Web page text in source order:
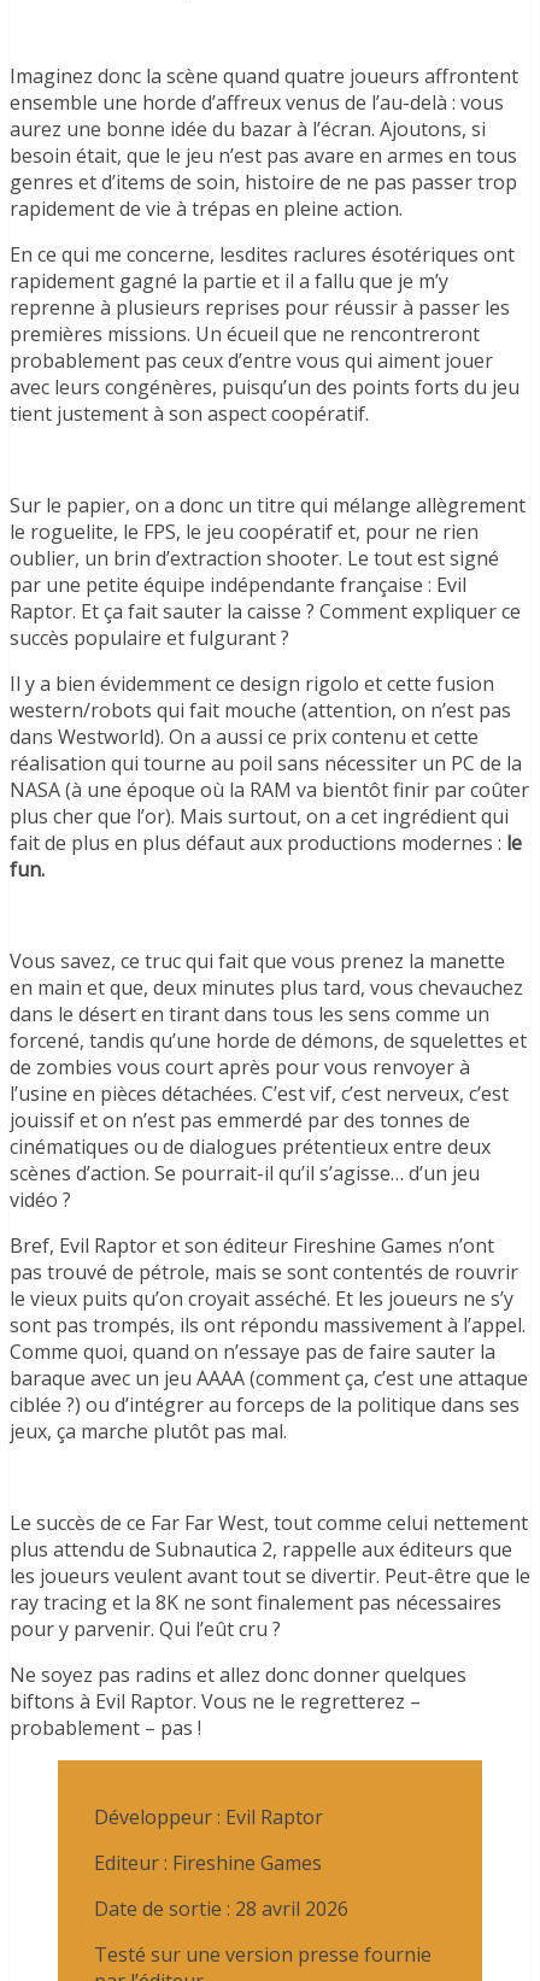
Imaginez donc la scène quand quatre joueurs affrontent
ensemble une horde d’affreux venus de l’au-delà : vous
aurez une bonne idée du bazar à l’écran. Ajoutons, si
besoin était, que le jeu n’est pas avare en armes en tous
genres et d’items de soin, histoire de ne pas passer trop
rapidement de vie à trépas en pleine action.
En ce qui me concerne, lesdites raclures ésotériques ont
rapidement gagné la partie et il a fallu que je m’y
reprenne à plusieurs reprises pour réussir à passer les
premières missions. Un écueil que ne rencontreront
probablement pas ceux d’entre vous qui aiment jouer
avec leurs congénères, puisqu’un des points forts du jeu
tient justement à son aspect coopératif.
Sur le papier, on a donc un titre qui mélange allègrement
le roguelite, le FPS, le jeu coopératif et, pour ne rien
oublier, un brin d’extraction shooter. Le tout est signé
par une petite équipe indépendante française : Evil
Raptor. Et ça fait sauter la caisse ? Comment expliquer ce
succès populaire et fulgurant ?
Il y a bien évidemment ce design rigolo et cette fusion
western/robots qui fait mouche (attention, on n’est pas
dans Westworld). On a aussi ce prix contenu et cette
réalisation qui tourne au poil sans nécessiter un PC de la
NASA (à une époque où la RAM va bientôt finir par coûter
plus cher que l’or). Mais surtout, on a cet ingrédient qui
fait de plus en plus défaut aux productions modernes : le
fun.
Vous savez, ce truc qui fait que vous prenez la manette
en main et que, deux minutes plus tard, vous chevauchez
dans le désert en tirant dans tous les sens comme un
forcené, tandis qu’une horde de démons, de squelettes et
de zombies vous court après pour vous renvoyer à
l’usine en pièces détachées. C’est vif, c’est nerveux, c’est
jouissif et on n’est pas emmerdé par des tonnes de
cinématiques ou de dialogues prétentieux entre deux
scènes d’action. Se pourrait-il qu’il s’agisse… d’un jeu
vidéo ?
Bref, Evil Raptor et son éditeur Fireshine Games n’ont
pas trouvé de pétrole, mais se sont contentés de rouvrir
le vieux puits qu’on croyait asséché. Et les joueurs ne s’y
sont pas trompés, ils ont répondu massivement à l’appel.
Comme quoi, quand on n’essaye pas de faire sauter la
baraque avec un jeu AAAA (comment ça, c’est une attaque
ciblée ?) ou d’intégrer au forceps de la politique dans ses
jeux, ça marche plutôt pas mal.
Le succès de ce Far Far West, tout comme celui nettement
plus attendu de Subnautica 2, rappelle aux éditeurs que
les joueurs veulent avant tout se divertir. Peut-être que le
ray tracing et la 8K ne sont finalement pas nécessaires
pour y parvenir. Qui l’eût cru ?
Ne soyez pas radins et allez donc donner quelques
biftons à Evil Raptor. Vous ne le regretterez –
probablement – pas !
Développeur : Evil Raptor
Editeur : Fireshine Games
Date de sortie : 28 avril 2026
Testé sur une version presse fournie